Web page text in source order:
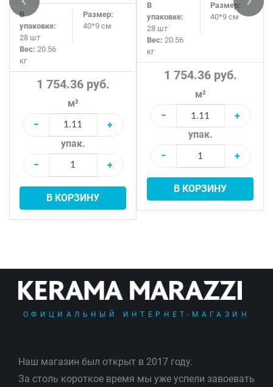
В
упаковке:
28 шт
Размер:
40*9 см
Вес: 20.56
кг
1 754.36 руб.
м²
−
+
упак.
−
+
В КОРЗИНУ
В
упаковке:
28 шт
Размер:
40*9 см
Вес: 20.56
кг
1 754.36 руб.
м²
−
+
упак.
−
+
В КОРЗИНУ
ОФИЦИАЛЬНЫЙ ИНТЕРНЕТ-МАГАЗИН
Наш магазин был открыт в 2017 году.
За столь короткое время мы уже успели завоевать